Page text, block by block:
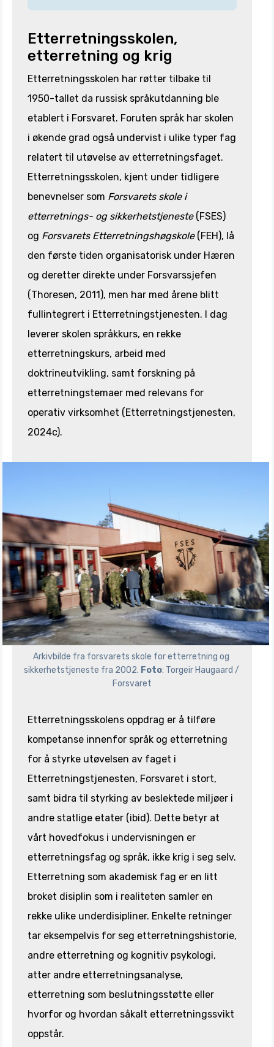
Etterretningsskolen,
etterretning og krig
Etterretningsskolen har røtter tilbake til
1950-tallet da russisk språkutdanning ble
etablert i Forsvaret. Foruten språk har skolen
i økende grad også undervist i ulike typer fag
relatert til utøvelse av etterretningsfaget.
Etterretningsskolen, kjent under tidligere
benevnelser som Forsvarets skole i
etterretnings- og sikkerhetstjeneste(FSES)
og Forsvarets Etterretningshøgskole(FEH), lå
den første tiden organisatorisk under Hæren
og deretter direkte under Forsvarssjefen
(Thoresen, 2011), men har med årene blitt
fullintegrert i Etterretningstjenesten. I dag
leverer skolen språkkurs, en rekke
etterretningskurs, arbeid med
doktrineutvikling, samt forskning på
etterretningstemaer med relevans for
operativ virksomhet (Etterretningstjenesten,
2024c).
Arkivbilde fra forsvarets skole for etterretning og
sikkerhetstjeneste fra 2002. Foto: Torgeir Haugaard /
Forsvaret
Etterretningsskolens oppdrag er å tilføre
kompetanse innenfor språk og etterretning
for å styrke utøvelsen av faget i
Etterretningstjenesten, Forsvaret i stort,
samt bidra til styrking av beslektede miljøer i
andre statlige etater (ibid). Dette betyr at
vårt hovedfokus i undervisningen er
etterretningsfag og språk, ikke krig i seg selv.
Etterretning som akademisk fag er en litt
broket disiplin som i realiteten samler en
rekke ulike underdisipliner. Enkelte retninger
tar eksempelvis for seg etterretningshistorie,
andre etterretning og kognitiv psykologi,
atter andre etterretningsanalyse,
etterretning som beslutningsstøtte eller
hvorfor og hvordan såkalt etterretningssvikt
oppstår.